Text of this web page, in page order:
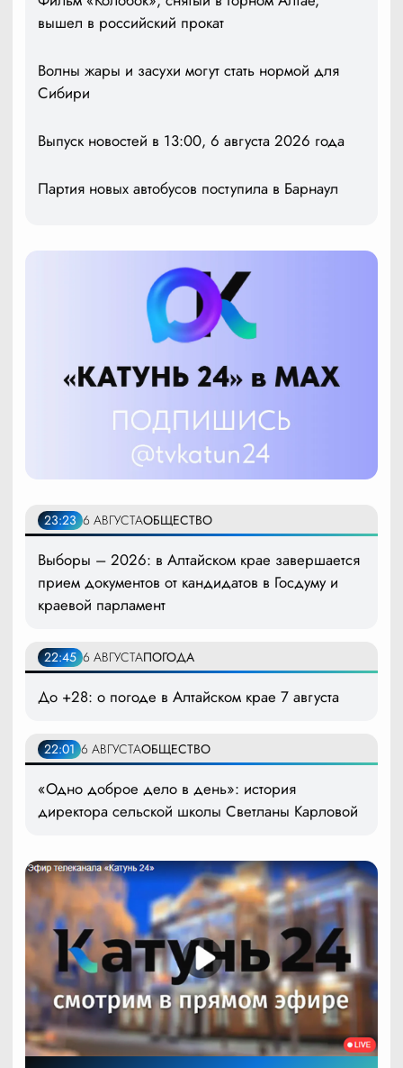
вышел в российский прокат
Волны жары и засухи могут стать нормой для
Сибири
Выпуск новостей в 13:00, 6 августа 2026 года
Партия новых автобусов поступила в Барнаул
23:23 6 АВГУСТАОБЩЕСТВО
Выборы – 2026: в Алтайском крае завершается
прием документов от кандидатов в Госдуму и
краевой парламент
22:45 6 АВГУСТАПОГОДА
До +28: о погоде в Алтайском крае 7 августа
22:01 6 АВГУСТАОБЩЕСТВО
«Одно доброе дело в день»: история
директора сельской школы Светланы Карловой